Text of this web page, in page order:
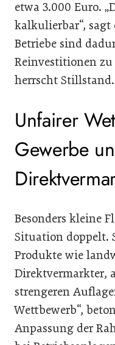
etwa 3.000 Euro.
kalkulierbar“,
Betriebe sind
Reinvestitionen
herrscht Stillstand.
Unfairer
Gewerbe
Besonders kleine
Situation doppelt.
Produkte wie
Direktvermarkter,
strengeren
Wettbewerb“,
Anpassung der